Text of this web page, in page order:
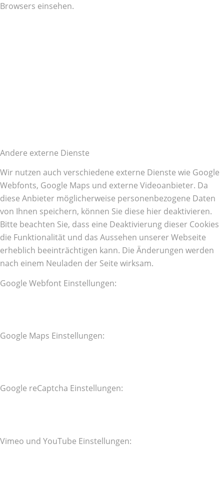
Browsers einsehen.
Andere externe Dienste
Wir nutzen auch verschiedene externe Dienste wie Google
Webfonts, Google Maps und externe Videoanbieter. Da
diese Anbieter möglicherweise personenbezogene Daten
von Ihnen speichern, können Sie diese hier deaktivieren.
Bitte beachten Sie, dass eine Deaktivierung dieser Cookies
die Funktionalität und das Aussehen unserer Webseite
erheblich beeinträchtigen kann. Die Änderungen werden
nach einem Neuladen der Seite wirksam.
Google Webfont Einstellungen:
Google Maps Einstellungen:
Google reCaptcha Einstellungen:
Vimeo und YouTube Einstellungen: